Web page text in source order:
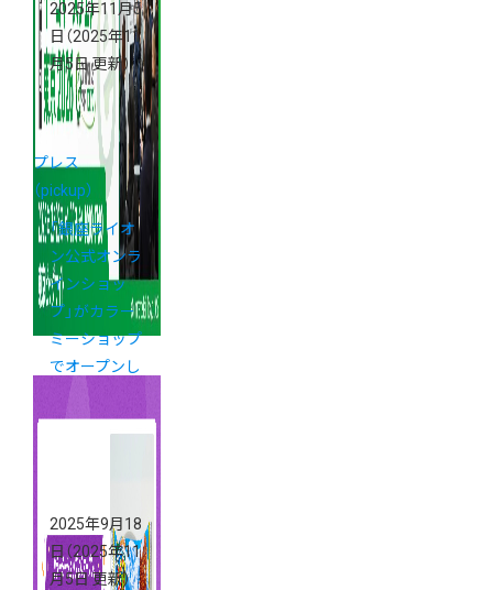
2025年11月5
日（2025年11
月5日 更新）
プレス
（pickup）
「銀座ライオ
ン公式オンラ
インショッ
プ」がカラー
ミーショップ
でオープンし
ました
2025年9月18
日 （2025年11
月5日 更新）